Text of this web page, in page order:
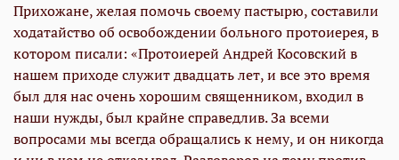
Прихожане, желая помочь своему пастырю, составили
ходатайство об освобождении больного протоиерея, в
котором писали: «Протоиерей Андрей Косовский в
нашем приходе служит двадцать лет, и все это время
был для нас очень хорошим священником, входил в
наши нужды, был крайне справедлив. За всеми
вопросами мы всегда обращались к нему, и он никогда